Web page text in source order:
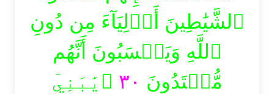
ٱلشَّيَٰطِينَ أَوۡلِيَآءَ مِن دُونِ
ٱللَّهِ وَيَحۡسَبُونَ أَنَّهُم
مُّهۡتَدُونَ ٣٠ ۞يَٰبَنِيٓ